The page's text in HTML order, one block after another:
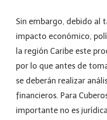
Sin embargo, debido al
impacto económico,
la región Caribe este
por lo que antes de
se deberán realizar
financieros. Para
importante no es